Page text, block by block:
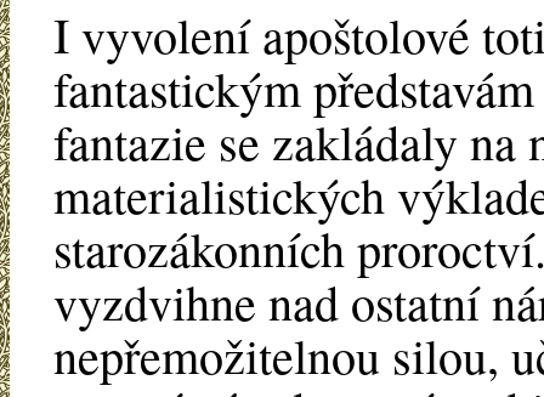
I vyvolení apoštolové
fantastickým
fantazie se zakládaly na
materialistických
starozákonních
vyzdvihne nad ostatní
nepřemožitelnou silou,